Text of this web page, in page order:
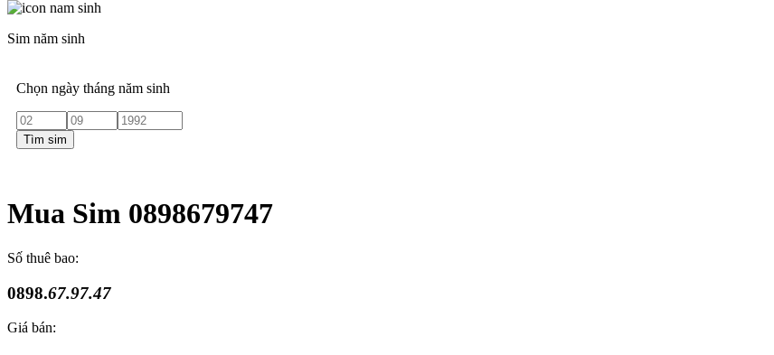
Sim năm sinh
Chọn ngày tháng năm sinh
Tìm sim
Mua Sim 0898679747
Số thuê bao:
0898.67.97.47
Giá bán: